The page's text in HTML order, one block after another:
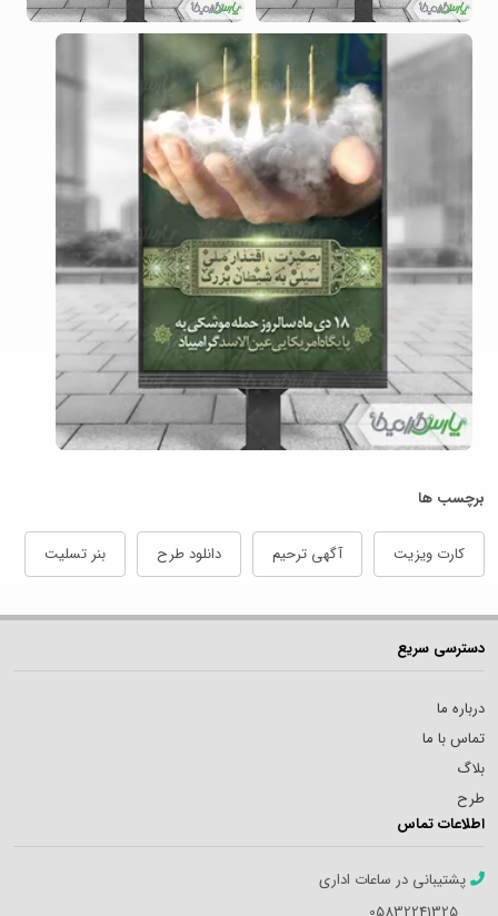
برچسب ها
کارت ویزیت آگهی ترحیم دانلود طرح بنر تسلیت
دسترسی سریع
درباره ما
تماس با ما
بلاگ
طرح
اطلاعات تماس
پشتیبانی در ساعات اداری